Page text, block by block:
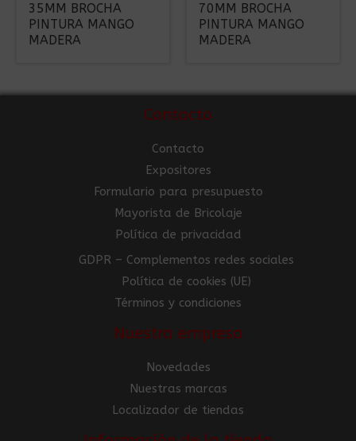
35MM BROCHA
PINTURA MANGO
MADERA
70MM BROCHA
PINTURA MANGO
MADERA
Contacto
Contacto
Expositores
Formulario para presupuesto
Mayorista de Bricolaje
Política de privacidad
GDPR – Complementos redes sociales
Política de cookies (UE)
Términos y condiciones
Nuestra empresa
Novedades
Nuestras marcas
Localizador de tiendas